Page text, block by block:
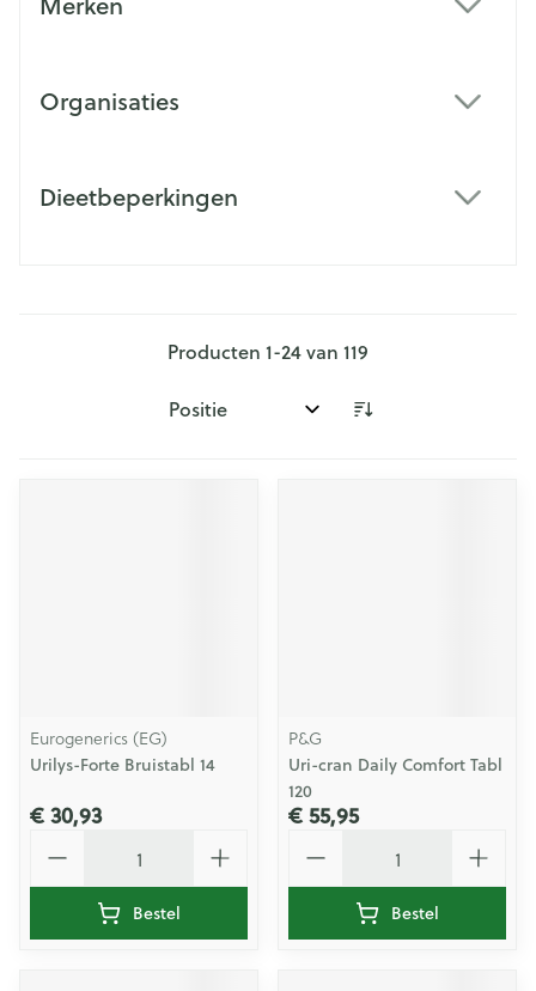
Organisaties
Dieetbeperkingen
Producten 1-24van 119
Sorteer op:
Eurogenerics (EG)
Urilys-Forte Bruistabl 14
€ 30,93
Bestel
P&G
Uri-cran Daily Comfort Tabl
120
€ 55,95
Bestel